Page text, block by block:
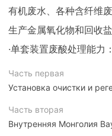
有机废水、各种含纤维
生产金属氧化物和回收盐
·单套装置废酸处理能
Часть первая
Установка очистки и
Часть вторая
Внутренняя Монголия